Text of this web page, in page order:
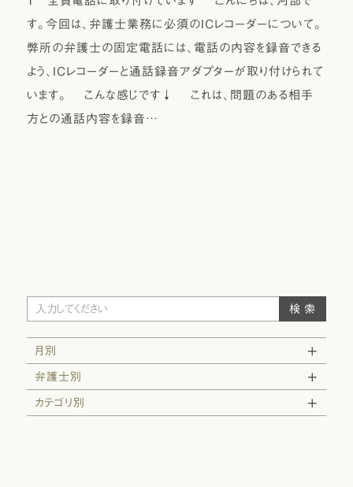
す。今回は、弁護士業務に必須のICレコーダーについて。
弊所の弁護士の固定電話には、電話の内容を録音できる
よう、ICレコーダーと通話録音アダプターが取り付けられて
います。 こんな感じです↓ これは、問題のある相手
方との通話内容を録音…
月別
弁護士別
カテゴリ別